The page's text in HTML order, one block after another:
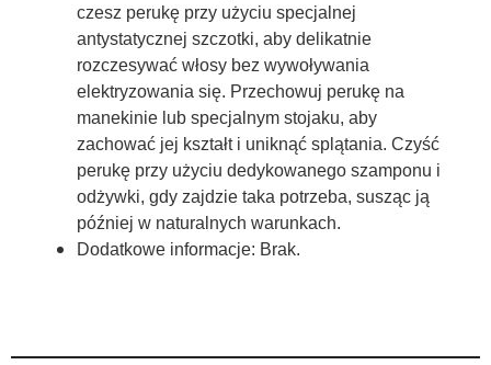
czesz perukę przy użyciu specjalnej
antystatycznej szczotki, aby delikatnie
rozczesywać włosy bez wywoływania
elektryzowania się. Przechowuj perukę na
manekinie lub specjalnym stojaku, aby
zachować jej kształt i uniknąć splątania. Czyść
perukę przy użyciu dedykowanego szamponu i
odżywki, gdy zajdzie taka potrzeba, susząc ją
później w naturalnych warunkach.
Dodatkowe informacje: Brak.